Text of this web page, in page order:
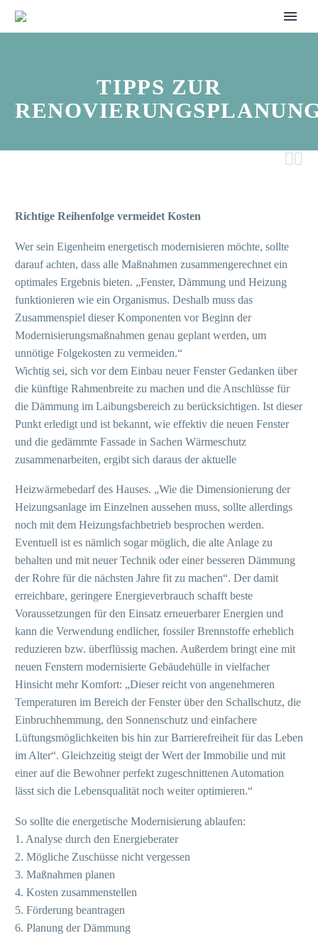
TIPPS ZUR

Richtige Reihenfolge vermeidet Kosten
Wer sein Eigenheim energetisch modernisieren möchte, sollte
darauf achten, dass alle Maßnahmen zusammengerechnet ein
optimales Ergebnis bieten. „Fenster, Dämmung und Heizung
funktionieren wie ein Organismus. Deshalb muss das
Zusammenspiel dieser Komponenten vor Beginn der
Modernisierungsmaßnahmen genau geplant werden, um
unnötige Folgekosten zu vermeiden.“
Wichtig sei, sich vor dem Einbau neuer Fenster Gedanken über
die künftige Rahmenbreite zu machen und die Anschlüsse für
die Dämmung im Laibungsbereich zu berücksichtigen. Ist dieser
Punkt erledigt und ist bekannt, wie effektiv die neuen Fenster
und die gedämmte Fassade in Sachen Wärmeschutz
zusammenarbeiten, ergibt sich daraus der aktuelle
Heizwärmebedarf des Hauses. „Wie die Dimensionierung der
Heizungsanlage im Einzelnen aussehen muss, sollte allerdings
noch mit dem Heizungsfachbetrieb besprochen werden.
Eventuell ist es nämlich sogar möglich, die alte Anlage zu
behalten und mit neuer Technik oder einer besseren Dämmung
der Rohre für die nächsten Jahre fit zu machen“. Der damit
erreichbare, geringere Energieverbrauch schafft beste
Voraussetzungen für den Einsatz erneuerbarer Energien und
kann die Verwendung endlicher, fossiler Brennstoffe erheblich
reduzieren bzw. überflüssig machen. Außerdem bringt eine mit
neuen Fenstern modernisierte Gebäudehülle in vielfacher
Hinsicht mehr Komfort: „Dieser reicht von angenehmeren
Temperaturen im Bereich der Fenster über den Schallschutz, die
Einbruchhemmung, den Sonnenschutz und einfachere
Lüftungsmöglichkeiten bis hin zur Barrierefreiheit für das Leben
im Alter“. Gleichzeitig steigt der Wert der Immobilie und mit
einer auf die Bewohner perfekt zugeschnittenen Automation
lässt sich die Lebensqualität noch weiter optimieren.“
So sollte die energetische Modernisierung ablaufen:
1. Analyse durch den Energieberater
2. Mögliche Zuschüsse nicht vergessen
3. Maßnahmen planen
4. Kosten zusammenstellen
5. Förderung beantragen
6. Planung der Dämmung